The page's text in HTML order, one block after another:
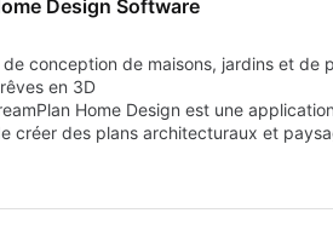
Design Software
conception de maisons, jardins et de
en 3D
Home Design est une
créer des plans architecturaux et